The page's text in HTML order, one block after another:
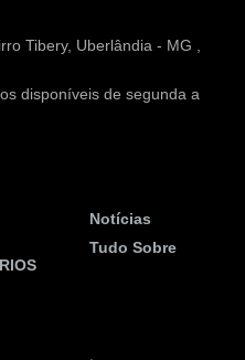
Tibery, Uberlândia - MG ,
disponíveis de segunda a
Notícias
Tudo Sobre